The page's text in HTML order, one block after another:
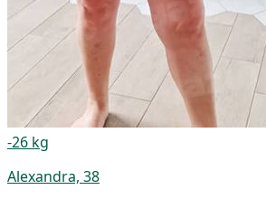
-26 kg
Alexandra, 38